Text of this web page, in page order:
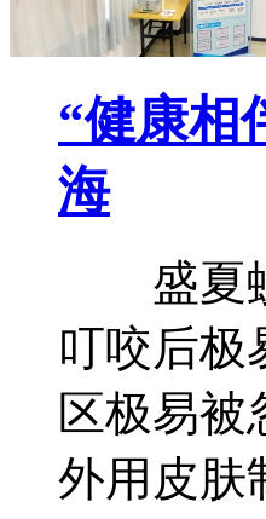
“健康
海
盛夏蚊
叮咬后极
区极易被
外用皮肤